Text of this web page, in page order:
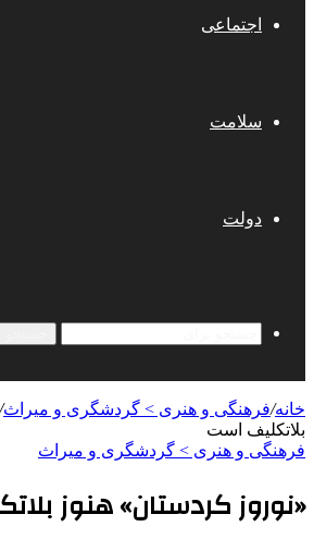
اجتماعی
سلامت
دولت
خانه/فرهنگی و هنری > گردشگری و میراث/
بلاتکلیف است
فرهنگی و هنری > گردشگری و میراث
«نوروز کردستان» هنوز